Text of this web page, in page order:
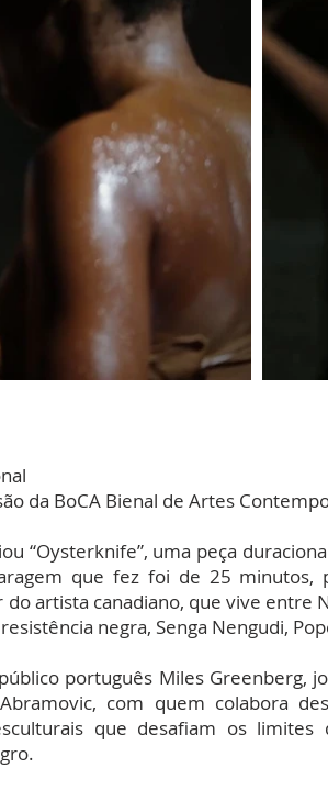
da BoCA Bienal de Artes
“Oysterknife”, uma peça
que fez foi de 25
do artista canadiano, que vive
negra, Senga Nengudi,
português Miles
com quem colabora
que desafiam os